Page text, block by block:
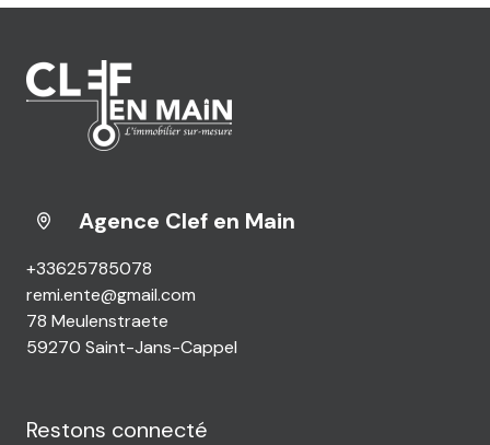
Agence Clef en Main
+33625785078
remi.ente@gmail.com
78 Meulenstraete
59270 Saint-Jans-Cappel
Restons connecté